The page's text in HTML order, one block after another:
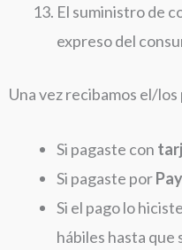
El suministro de
expreso del
Una vez recibamos el/
Si pagaste con
Si pagaste por
Si el pago lo
hábiles hasta que